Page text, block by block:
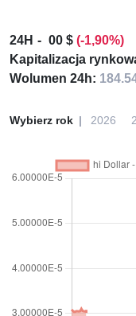
24H 00 $ (-1,90%)
Kapitalizacja
Wolumen 24h:
Wybierz rok 2026